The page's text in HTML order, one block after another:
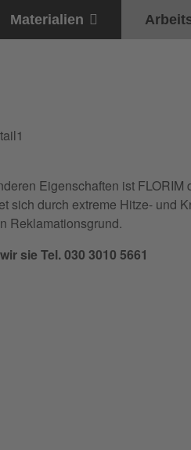
Materialien
Eigenschaften ist
sich durch extreme Hitze- und
Reklamationsgrund.
sie Tel. 030 3010 5661